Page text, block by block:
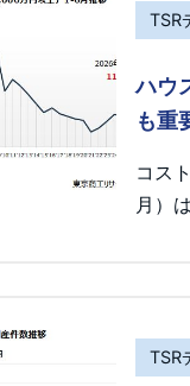
TSR
ハウ
も重
コス
月）
TSR